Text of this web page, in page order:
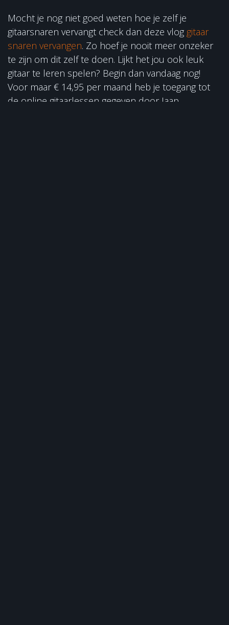
Mocht je nog niet goed weten hoe je zelf je
gitaarsnaren vervangt check dan deze vlog gitaar
snaren vervangen. Zo hoef je nooit meer onzeker
te zijn om dit zelf te doen. Lijkt het jou ook leuk
gitaar te leren spelen? Begin dan vandaag nog!
Voor maar € 14,95 per maand heb je toegang tot
de online gitaarlessen gegeven door Jaap